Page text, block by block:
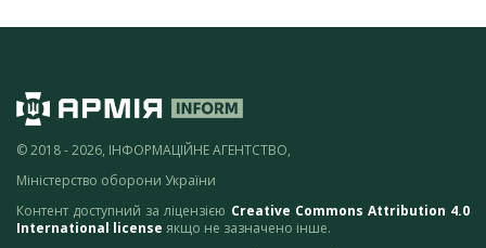
© 2018 - 2026, ІНФОРМАЦІЙНЕ АГЕНТСТВО,
Міністерство оборони України
Контент доступний за ліцензією Creative Commons Attribution 4.0
International license якщо не зазначено інше.